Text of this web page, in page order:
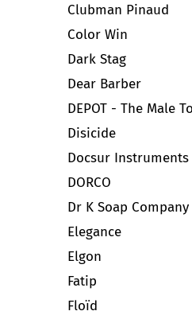
Clubman Pinaud
Color Win
Dark Stag
Dear Barber
DEPOT - The Male
Disicide
Docsur Instruments
DORCO
Dr K Soap Company
Elegance
Elgon
Fatip
Floïd